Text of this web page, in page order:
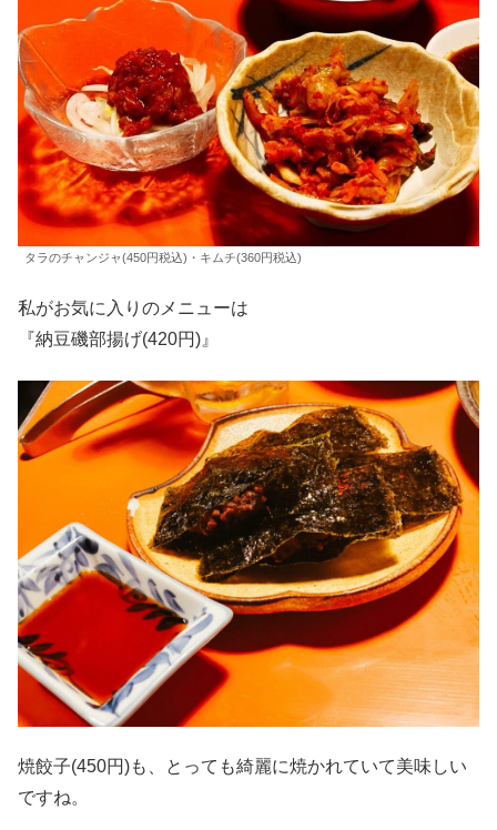
タラのチャンジャ(450円税込)・キムチ(360円税込)
私がお気に入りのメニューは
『納豆磯部揚げ(420円)』
焼餃子(450円)も、とっても綺麗に焼かれていて美味しい
ですね。